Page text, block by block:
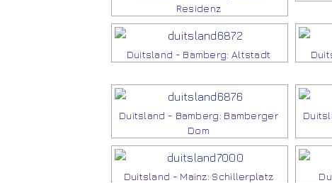
Residenz
Duitsland - Bamberg: Altstadt
Duitsland - Bamberg: Bamberger
Dom
Duitsland - Mainz: Schillerplatz